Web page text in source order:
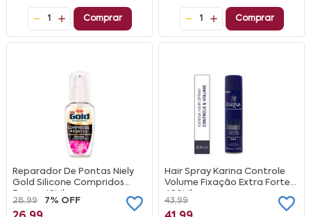
1 Comprar 1 Comprar
Reparador De Pontas Niely
Gold Silicone Compridos
Fortes 42Ml
28,99 7% OFF
Hair Spray Karina Controle
Volume Fixação Extra Forte
400Ml
43,99